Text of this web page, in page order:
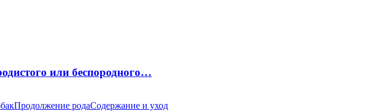
или беспородного…
Продолжение родаСодержание и уход